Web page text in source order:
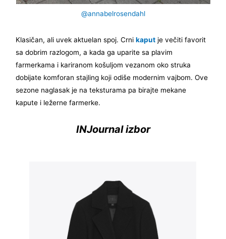
@annabelrosendahl
Klasičan, ali uvek aktuelan spoj. Crnikaput je večiti favorit
sa dobrim razlogom, a kada ga uparite sa plavim
farmerkama i kariranom košuljom vezanom oko struka
dobijate komforan stajling koji odiše modernim vajbom. Ove
sezone naglasak je na teksturama pa birajte mekane
kapute i ležerne farmerke.
INJournal izbor